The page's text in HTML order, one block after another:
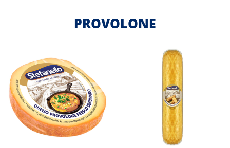
PROVOLONE